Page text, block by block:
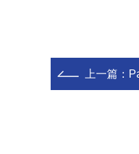
上一篇：